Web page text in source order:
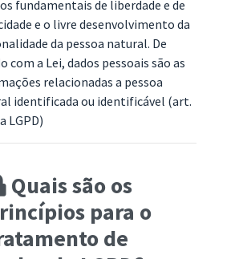
fundamentais de liberdade e de
e o livre desenvolvimento da
da pessoa natural. De
com a Lei, dados pessoais são as
relacionadas a pessoa
identificada ou identificável (art.
LGPD)
Quais são os
para o
de